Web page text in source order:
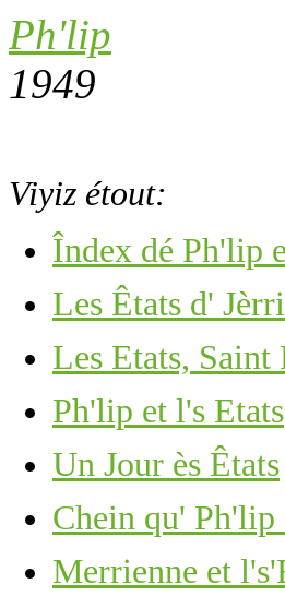
Ph'lip
1949
Viyiz étout:
Îndex dé Ph'lip
Les Êtats d' Jèrri
Les Etats,
Ph'lip et l's Etats
Un Jour ès Êtats
Chein qu' Ph'lip
Merrienne et